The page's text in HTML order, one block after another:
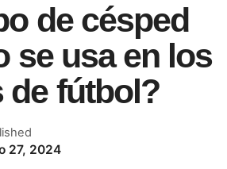
de césped
se usa en los
de fútbol?
27, 2024